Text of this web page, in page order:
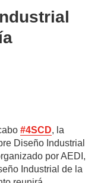
#4SCD, la
Diseño Industrial
por AEDI,
Industrial de la